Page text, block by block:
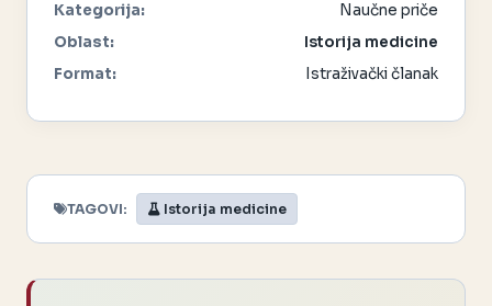
TAGOVI: Istorija medicine
Kategorija:
Naučne priče
Oblast:
Istorija medicine
Format:
Istraživački članak